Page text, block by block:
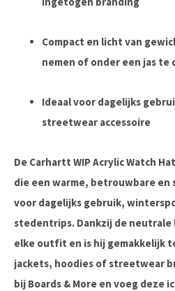
Compact en licht van
nemen of onder een jas te
Ideaal voor dagelijks
streetwear accessoire
De Carhartt WIP Acrylic Watch Hat
die een warme, betrouwbare
voor dagelijks gebruik,
stedentrips. Dankzij de
elke outfit en is hij gemakkelijk
jackets, hoodies of streetwear
bij Boards & More en voeg deze